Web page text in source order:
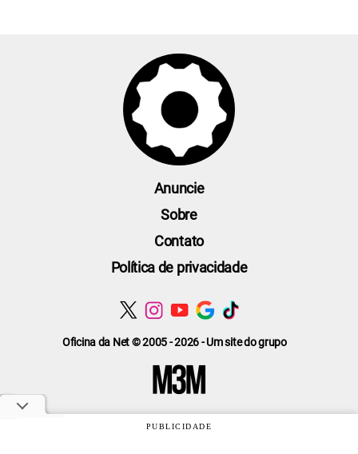
Oficina da Net © 2005 - 2026 - Um site do grupo
Anuncie
Sobre
Contato
Política de privacidade
PUBLICIDADE